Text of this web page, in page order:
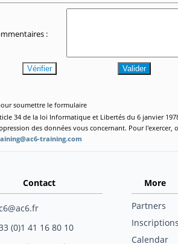
:
Vérifier Valider
soumettre le formulaire
34 de la loi Informatique et Libertés du 6 janvier
des données vous concernant. Pour
training.com
Contact
(0)1 41 16 80 10
More
Partners
Inscriptions
Calendar